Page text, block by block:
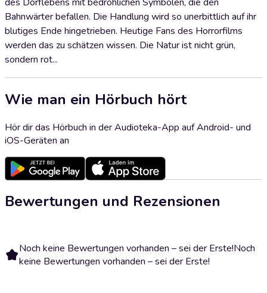
Bahnwärter befallen. Die Handlung wird so unerbittlich auf ihr
blutiges Ende hingetrieben. Heutige Fans des Horrorfilms
werden das zu schätzen wissen. Die Natur ist nicht grün,
sondern rot...
Wie man ein Hörbuch hört
Hör dir das Hörbuch in der Audioteka-App auf Android- und
iOS-Geräten an
Bewertungen und Rezensionen
Noch keine Bewertungen vorhanden – sei der Erste!Noch
keine Bewertungen vorhanden – sei der Erste!